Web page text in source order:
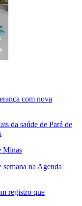
com nova
da saúde de Pará de
Minas
na Agenda
registro que